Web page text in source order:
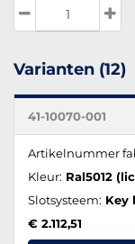
Varianten (12)
41-10070-001
Artikelnummer
Kleur: Ral5012
Slotsysteem: Key
€ 2.112,51